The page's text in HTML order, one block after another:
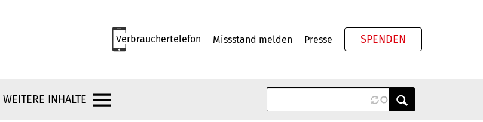
Verbrauchertelefon Missstand melden Presse SPENDEN
WEITERE INHALTE